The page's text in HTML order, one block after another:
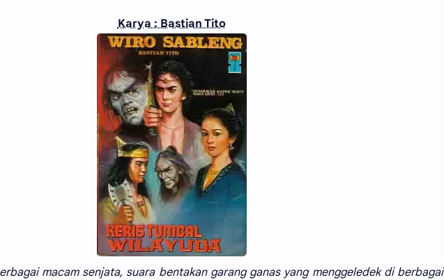
Karya : Bastian Tito
macam senjata, suara bentakan garang ganas yang menggeledek di berbagai